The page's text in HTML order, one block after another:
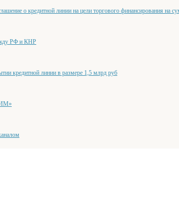
о кредитной линии на цели торгового финансирования на
РФ и КНР
кредитной линии в размере 1,5 млрд руб